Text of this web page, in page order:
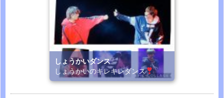
しょうかいダンス
しょうかいのキレキレダンス